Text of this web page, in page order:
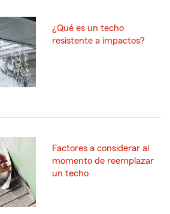
¿Qué es un techo
resistente a impactos?
Factores a considerar al
momento de reemplazar
un techo